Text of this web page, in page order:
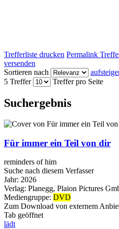
Trefferliste drucken Permalink
versenden
Sortieren nach
5 Treffer
Treffer pro Seite
Suchergebnis
Für immer ein Teil von dir
reminders of him
Suche nach diesem Verfasser
Jahr: 2026
Verlag: Planegg, Plaion Pictures
Mediengruppe: DVD
Zum Download von externem
Tab geöffnet
lädt